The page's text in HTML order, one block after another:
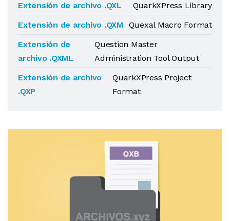
Extensión de archivo .QXL
QuarkXPress Library
Extensión de archivo .QXM
Quexal Macro Format
Extensión de
archivo .QXML
Question Master
Administration Tool Output
Extensión de archivo
.QXP
QuarkXPress Project
Format